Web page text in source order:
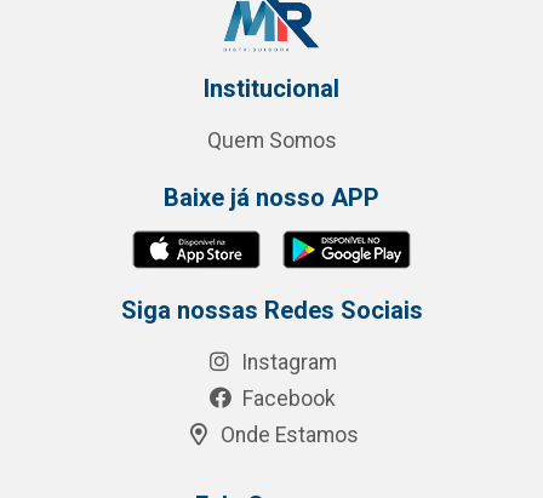
Institucional
Quem Somos
Baixe já nosso APP
Siga nossas Redes Sociais
Instagram
Facebook
Onde Estamos